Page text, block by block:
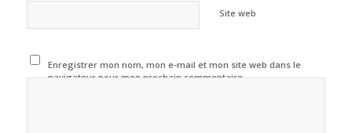
Site web
Enregistrer mon nom, mon e-mail et mon site web dans le
navigateur pour mon prochain commentaire.